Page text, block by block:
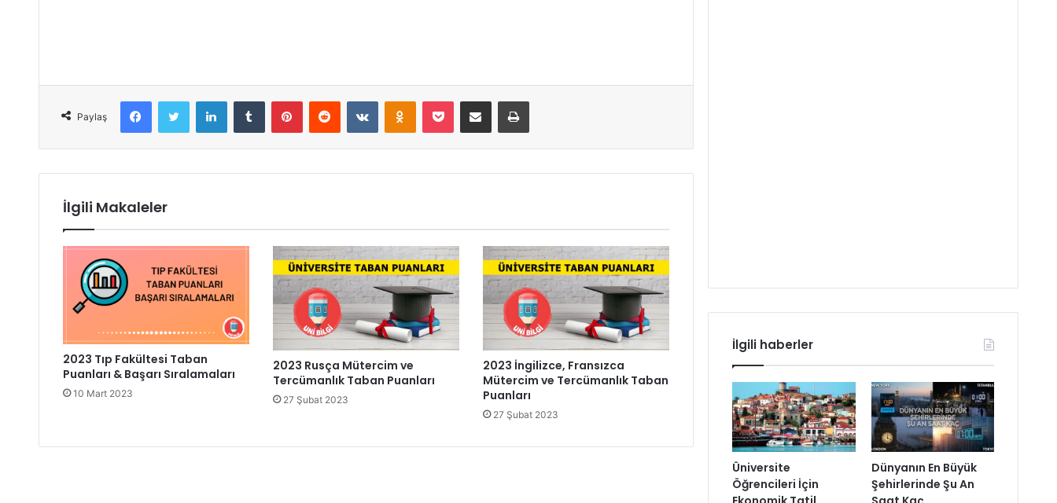
Paylaş
Facebook Twitter LinkedIn Tumblr Pinterest Reddit VKontakte Odnoklassniki Pocket E-Posta ile paylaş Yazdır
İlgili Makaleler
2023 Tıp Fakültesi Taban
Puanları & Başarı Sıralamaları
10 Mart 2023
2023 Rusça Mütercim ve
Tercümanlık Taban Puanları
27 Şubat 2023
2023 İngilizce, Fransızca
Mütercim ve Tercümanlık Taban
Puanları
27 Şubat 2023
İlgili haberler
Üniversite
Öğrencileri İçin
Dünyanın En Büyük
Şehirlerinde Şu An